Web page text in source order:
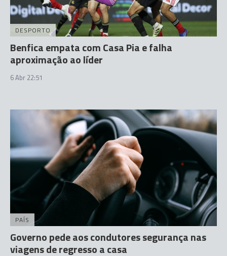
DESPORTO
Benfica empata com Casa Pia e falha
aproximação ao líder
6 Abr 22:51
PAÍS
Governo pede aos condutores segurança nas
viagens de regresso a casa